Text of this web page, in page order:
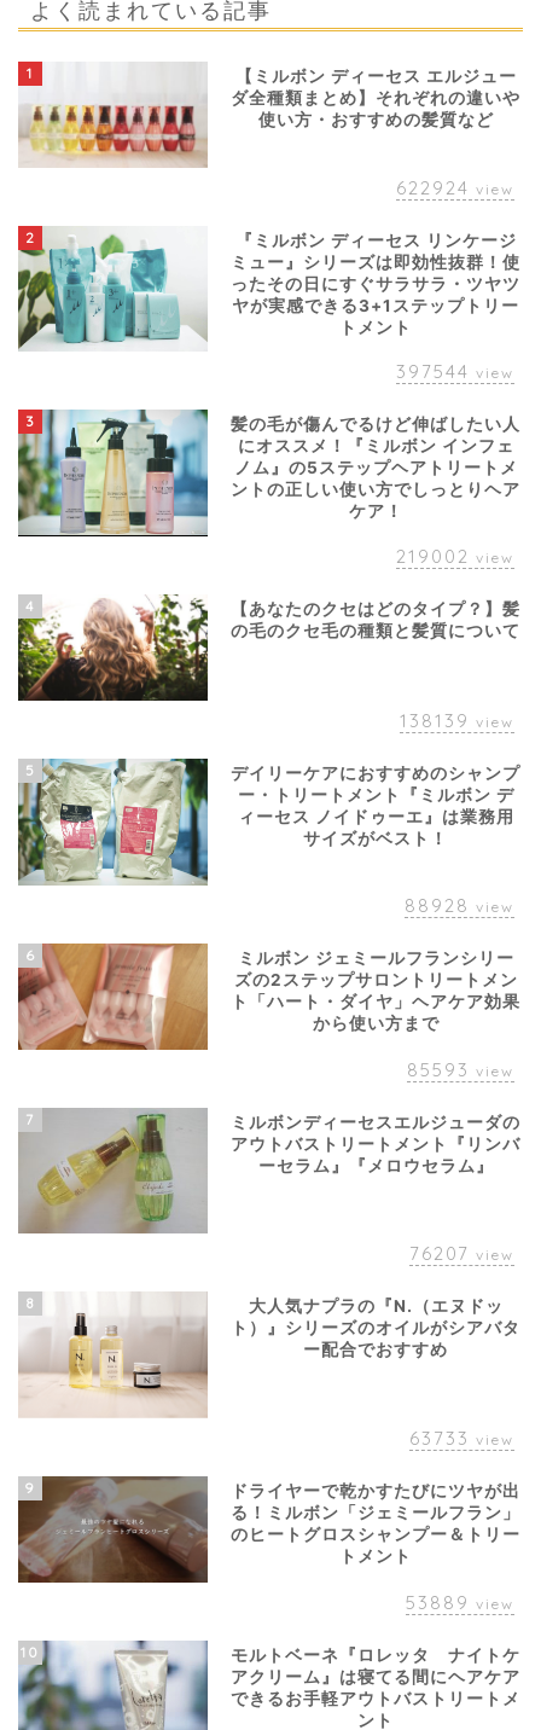
よく読まれている記事
1
【ミルボン ディーセス エルジュー
ダ全種類まとめ】それぞれの違いや
使い方・おすすめの髪質など
622924 view
2
『ミルボン ディーセス リンケージ
ミュー』シリーズは即効性抜群！使
ったその日にすぐサラサラ・ツヤツ
ヤが実感できる3+1ステップトリー
トメント
397544 view
3
髪の毛が傷んでるけど伸ばしたい人
にオススメ！『ミルボン インフェ
ノム』の5ステップヘアトリートメ
ントの正しい使い方でしっとりヘア
ケア！
219002 view
4
【あなたのクセはどのタイプ？】髪
の毛のクセ毛の種類と髪質について
138139 view
5
デイリーケアにおすすめのシャンプ
ー・トリートメント『ミルボン デ
ィーセス ノイドゥーエ』は業務用
サイズがベスト！
88928 view
6
ミルボン ジェミールフランシリー
ズの2ステップサロントリートメン
ト「ハート・ダイヤ」ヘアケア効果
から使い方まで
85593 view
7
ミルボンディーセスエルジューダの
アウトバストリートメント『リンバ
ーセラム』『メロウセラム』
76207 view
8
大人気ナプラの『N.（エヌドッ
ト）』シリーズのオイルがシアバタ
ー配合でおすすめ
63733 view
9
ドライヤーで乾かすたびにツヤが出
る！ミルボン「ジェミールフラン」
のヒートグロスシャンプー＆トリー
トメント
53889 view
10
モルトベーネ『ロレッタ ナイトケ
アクリーム』は寝てる間にヘアケア
できるお手軽アウトバストリートメ
ント